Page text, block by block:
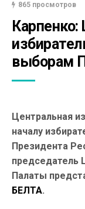
865 просмотров
Карпенко:
выборам
Центральная
началу
Президента
председатель
Палаты
БЕЛТА.